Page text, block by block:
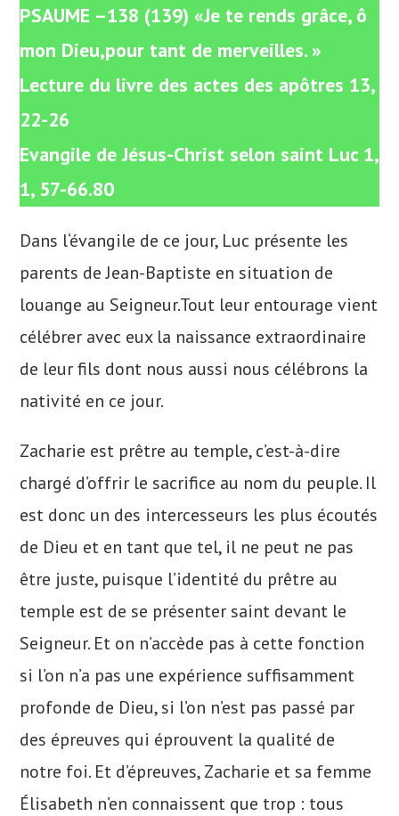
PSAUME –138 (139) «Je te rends grâce, ô
mon Dieu,pour tant de merveilles. »
Lecture du livre des actes des apôtres 13,
22-26
Evangile de Jésus-Christ selon saint Luc 1,
1, 57-66.80
Dans l‘évangile de ce jour, Luc présente les
parents de Jean-Baptiste en situation de
louange au Seigneur.Tout leur entourage vient
célébrer avec eux la naissance extraordinaire
de leur fils dont nous aussi nous célébrons la
nativité en ce jour.
Zacharie est prêtre au temple, c’est-à-dire
chargé d’offrir le sacrifice au nom du peuple. Il
est donc un des intercesseurs les plus écoutés
de Dieu et en tant que tel, il ne peut ne pas
être juste, puisque l’identité du prêtre au
temple est de se présenter saint devant le
Seigneur. Et on n’accède pas à cette fonction
si l’on n’a pas une expérience suffisamment
profonde de Dieu, si l’on n’est pas passé par
des épreuves qui éprouvent la qualité de
notre foi. Et d’épreuves, Zacharie et sa femme
Élisabeth n’en connaissent que trop : tous